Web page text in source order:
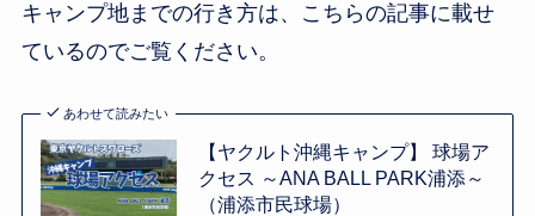
キャンプ地までの行き方は、こちらの記事に載せ
ているのでご覧ください。
あわせて読みたい
【ヤクルト沖縄キャンプ】 球場ア
クセス ～ANA BALL PARK浦添～
（浦添市民球場）